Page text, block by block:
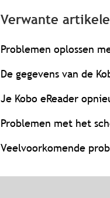
Verwante
Problemen oplossen
De gegevens van de
Je Kobo eReader
Problemen met het
Veelvoorkomende